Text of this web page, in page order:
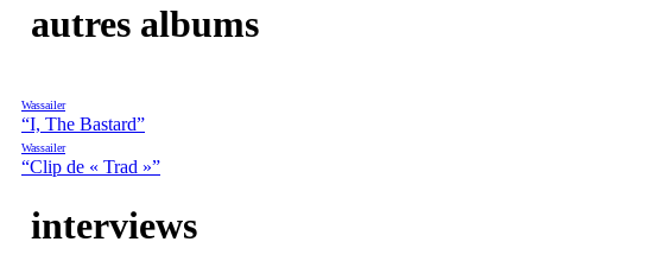
autres albums
Wassailer
“I, The Bastard”
Wassailer
“Clip de « Trad »”
interviews